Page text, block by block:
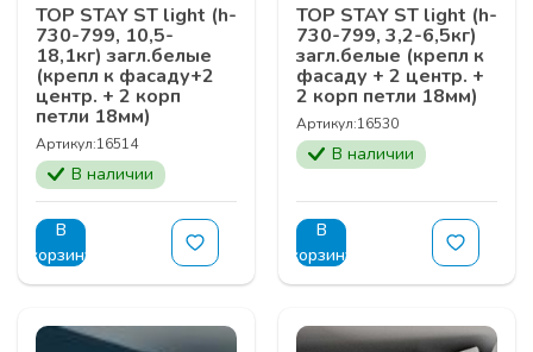
TOP STAY ST light (h-
730-799, 10,5-
18,1кг) загл.белые
(крепл к фасаду+2
центр. + 2 корп
петли 18мм)
Артикул:16514
В наличии
В
корзину
TOP STAY ST light (h-
730-799, 3,2-6,5кг)
загл.белые (крепл к
фасаду + 2 центр. +
2 корп петли 18мм)
Артикул:16530
В наличии
В
корзину